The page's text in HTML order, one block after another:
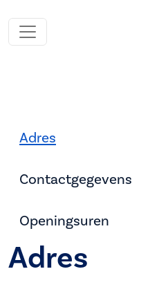
Adres
Contactgegevens
Openingsuren
Adres